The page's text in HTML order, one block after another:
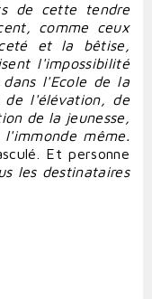
de cette tendre
comme ceux
et la bêtise,
l'impossibilité
l'Ecole de la
de l'élévation, de
de la jeunesse,
l'immonde même.
Et personne
les destinataires